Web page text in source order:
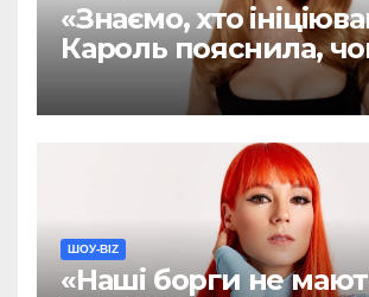
«Знаємо, хто
Кароль пояснила,
хейт навколо її пісні
спланований (ФОТО)
ШОУ-BIZ
«Наші борги не